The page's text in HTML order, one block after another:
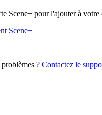
Scene+ pour l'ajouter à votre
Scene+
? Contactez le